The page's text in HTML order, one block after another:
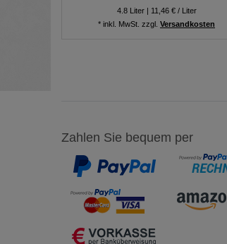
4.8Liter| 11,46 € / Liter
* inkl. MwSt. zzgl. Versandkosten
Zahlen Sie bequem per